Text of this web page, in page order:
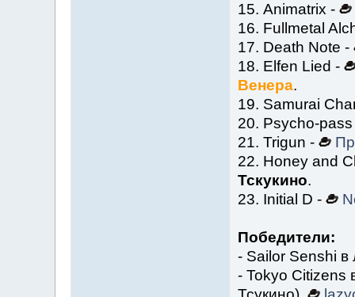
15. Animatrix -
16. Fullmetal
17. Death Note -
18. Elfen Lied -
Венера.
19. Samurai
20. Psycho-
21. Trigun -
22. Honey and
Тскукино.
23. Initial D -
Победители:
- Sailor Senshi
- Tokyo Citizens